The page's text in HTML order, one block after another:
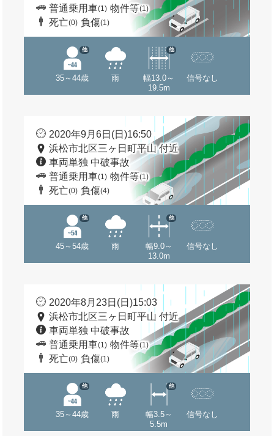
普通乗用車(1) 物件等(1)
死亡(0) 負傷(1)
35～44歳
他
雨
幅13.0～
19.5m
他
信号なし
2020年9月6日(日)16:50
浜松市北区三ヶ日町平山 付近
車両単独 中破事故
普通乗用車(1) 物件等(1)
死亡(0) 負傷(4)
45～54歳
他
雨
幅9.0～
13.0m
他
信号なし
2020年8月23日(日)15:03
浜松市北区三ヶ日町平山 付近
車両単独 中破事故
普通乗用車(1) 物件等(1)
死亡(0) 負傷(1)
35～44歳
他
雨
幅3.5～
5.5m
他
信号なし